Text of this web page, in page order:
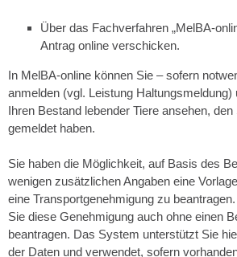
Über das Fachverfahren „MelBA-
Antrag online verschicken.
In MelBA-online können Sie – sofern
anmelden (vgl. Leistung Haltungsmeldung)
Ihren Bestand lebender Tiere ansehen,
gemeldet haben.
Sie haben die Möglichkeit, auf Basis des
wenigen zusätzlichen Angaben eine
eine Transportgenehmigung zu
Sie diese Genehmigung auch ohne einen
beantragen. Das System unterstützt Sie
der Daten und verwendet, sofern